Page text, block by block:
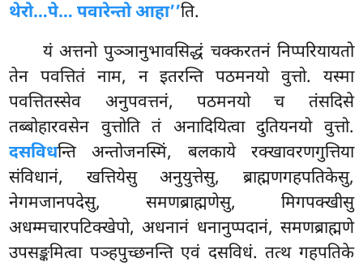
थेरो…पे… पवारेन्तो आहा’’ति.
यं अत्तनो पुञ्ञानुभावसिद्धं चक्करतनं निप्परियायतो
तेन पवत्तितं नाम, न इतरन्ति पठमनयो वुत्तो. यस्मा
पवत्तितस्सेव अनुपवत्तनं, पठमनयो च तंसदिसे
तब्बोहारवसेन वुत्तोति तं अनादियित्वा दुतियनयो वुत्तो.
दसविधन्ति अन्तोजनस्मिं, बलकाये रक्खावरणगुत्तिया
संविधानं, खत्तियेसु अनुयुत्तेसु, ब्राह्मणगहपतिकेसु,
नेगमजानपदेसु, समणब्राह्मणेसु, मिगपक्खीसु
अधम्मचारपटिक्खेपो, अधनानं धनानुप्पदानं, समणब्राह्मणे
उपसङ्कमित्वा पञ्हपुच्छनन्ति एवं दसविधं. तत्थ गहपतिके